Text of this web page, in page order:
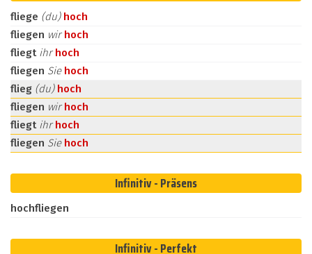
fliege (du) hoch
fliegen wirhoch
fliegt ihrhoch
fliegen Sie hoch
flieg (du) hoch
fliegen wirhoch
fliegt ihrhoch
fliegen Sie hoch
Infinitiv - Präsens
hochfliegen
Infinitiv - Perfekt